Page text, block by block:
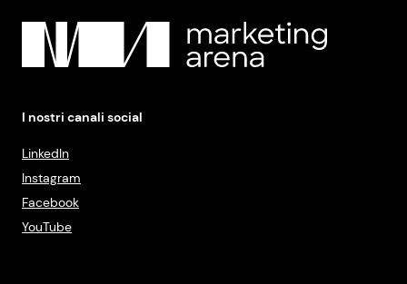
I nostri canali social
LinkedIn
Instagram
Facebook
YouTube